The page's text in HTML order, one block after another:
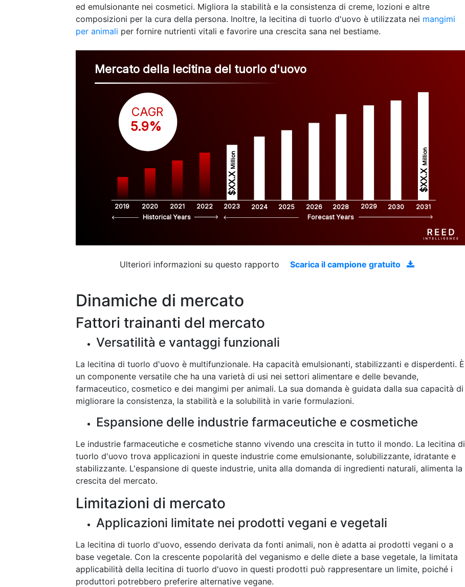
ed emulsionante nei cosmetici. Migliora la stabilità e la consistenza di creme, lozioni e altre
composizioni per la cura della persona. Inoltre, la lecitina di tuorlo d'uovo è utilizzata nei mangimi
per animali per fornire nutrienti vitali e favorire una crescita sana nel bestiame.
Mercato della lecitina del tuorlo d'uovo
2019 2020 2021 2022 2023 2024 2025 2026 2028 2029 2030 2031
$XX.X
Million
$XX.X
Million
CAGR
5.9%
Historical Years Forecast Years
Ulteriori informazioni su questo rapporto Scarica il campione gratuito
Dinamiche di mercato
Fattori trainanti del mercato
Versatilità e vantaggi funzionali
La lecitina di tuorlo d'uovo è multifunzionale. Ha capacità emulsionanti, stabilizzanti e disperdenti. È
un componente versatile che ha una varietà di usi nei settori alimentare e delle bevande,
farmaceutico, cosmetico e dei mangimi per animali. La sua domanda è guidata dalla sua capacità di
migliorare la consistenza, la stabilità e la solubilità in varie formulazioni.
Espansione delle industrie farmaceutiche e cosmetiche
Le industrie farmaceutiche e cosmetiche stanno vivendo una crescita in tutto il mondo. La lecitina di
tuorlo d'uovo trova applicazioni in queste industrie come emulsionante, solubilizzante, idratante e
stabilizzante. L'espansione di queste industrie, unita alla domanda di ingredienti naturali, alimenta la
crescita del mercato.
Limitazioni di mercato
Applicazioni limitate nei prodotti vegani e vegetali
La lecitina di tuorlo d'uovo, essendo derivata da fonti animali, non è adatta ai prodotti vegani o a
base vegetale. Con la crescente popolarità del veganismo e delle diete a base vegetale, la limitata
applicabilità della lecitina di tuorlo d'uovo in questi prodotti può rappresentare un limite, poiché i
produttori potrebbero preferire alternative vegane.